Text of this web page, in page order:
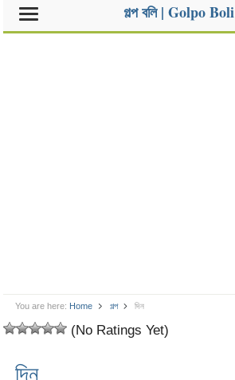
গল্প বলি | Golpo Boli
You are here: Home গল্প দিন
(No Ratings Yet)
দিন